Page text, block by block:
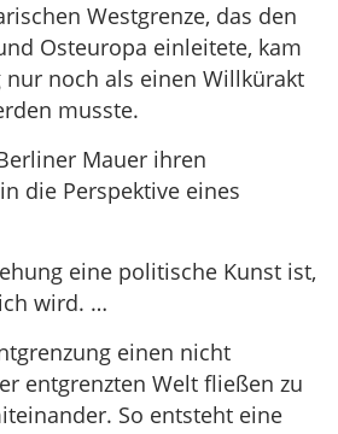
Westgrenze, das den
Osteuropa einleitete, kam
noch als einen Willkürakt
musste.
Mauer ihren
die Perspektive eines
eine politische Kunst ist,
wird. …
einen nicht
entgrenzten Welt fließen zu
So entsteht eine